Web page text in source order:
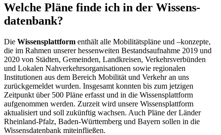
Welche Pläne finde ich in der Wissens­
datenbank?
Die Wissensplattform enthält alle Mobilitätspläne und –konzepte,
die im Rahmen unserer hessenweiten Bestandsaufnahme 2019 und
2020 von Städten, Gemeinden, Landkreisen, Verkehrsverbünden
und Lokalen Nahverkehrsorganisationen sowie regionalen
Institutionen aus dem Bereich Mobilität und Verkehr an uns
zurückgemeldet wurden. Insgesamt konnten bis zum jetzigen
Zeitpunkt über 500 Pläne erfasst und in die Wissensplattform
aufgenommen werden. Zurzeit wird unsere Wissensplattform
aktualisiert und soll zukünftig wachsen. Auch Pläne der Länder
Rheinland-Pfalz, Baden-Württemberg und Bayern sollen in die
Wissensdatenbank miteinfließen.